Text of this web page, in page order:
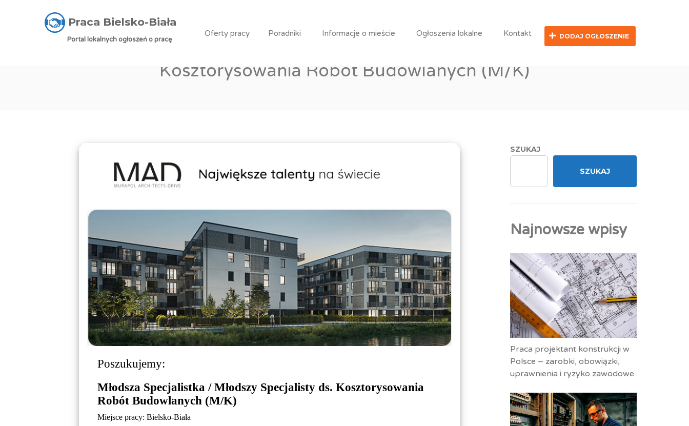
Praca Bielsko-Biała
Portal lokalnych ogłoszeń o pracę
Oferty pracy Poradniki Informacje o mieście Ogłoszenia lokalne Kontakt DODAJ OGŁOSZENIE
Praca Bielsko-Biała » Oferty pracy
Praca: Młodsza Specjalistka / Młodszy Specjalista ds.
Kosztorysowania Robót Budowlanych (M/K)
Poszukujemy:
Młodsza Specjalistka / Młodszy Specjalisty ds. Kosztorysowania
Robót Budowlanych (M/K)
Miejsce pracy: Bielsko-Biała
SZUKAJ
SZUKAJ
Najnowsze wpisy
Praca projektant konstrukcji w
Polsce – zarobki, obowiązki,
uprawnienia i ryzyko zawodowe